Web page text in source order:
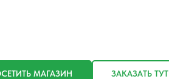
МАГАЗИН ЗАКАЗАТЬ ТУТ